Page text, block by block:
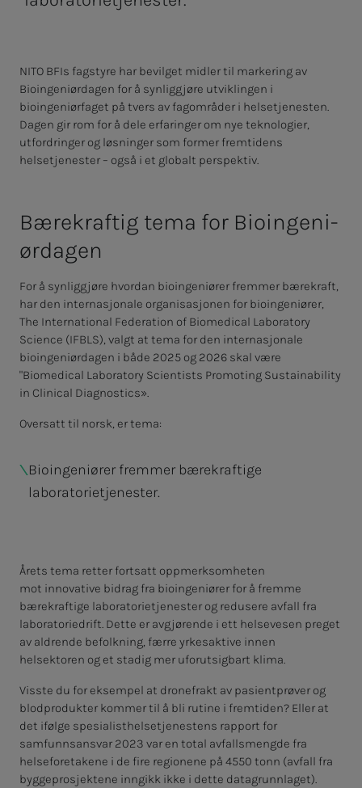
NITO BFIs fagstyre har bevilget midler til markering av
Bioingeniørdagen for å synliggjøre utviklingen i
bioingeniørfaget på tvers av fagområder i helsetjenesten.
Dagen gir rom for å dele erfaringer om nye teknologier,
utfordringer og løsninger som former fremtidens
helsetjenester – også i et globalt perspektiv.
Bære­­­kraf­­­tig tema for Bio­­­in­­­ge­­­ni­
ør­­­da­­­gen
For å synliggjøre hvordan bioingeniører fremmer bærekraft,
har den internasjonale organisasjonen for bioingeniører,
The International Federation of Biomedical Laboratory
Science (IFBLS), valgt at tema for den internasjonale
bioingeniørdagen i både 2025 og 2026 skal være
"Biomedical Laboratory Scientists Promoting Sustainability
in Clinical Diagnostics».
Oversatt til norsk, er tema:
Bioingeniører fremmer bærekraftige
laboratorietjenester.
Årets tema retter fortsatt oppmerksomheten
mot innovative bidrag fra bioingeniører for å fremme
bærekraftige laboratorietjenester og redusere avfall fra
laboratoriedrift. Dette er avgjørende i ett helsevesen preget
av aldrende befolkning, færre yrkesaktive innen
helsektoren og et stadig mer uforutsigbart klima.
Visste du for eksempel at dronefrakt av pasientprøver og
blodprodukter kommer til å bli rutine i fremtiden? Eller at
det ifølge spesialisthelsetjenestens rapport for
samfunnsansvar 2023 var en total avfallsmengde fra
helseforetakene i de fire regionene på 4550 tonn (avfall fra
byggeprosjektene inngikk ikke i dette datagrunnlaget).